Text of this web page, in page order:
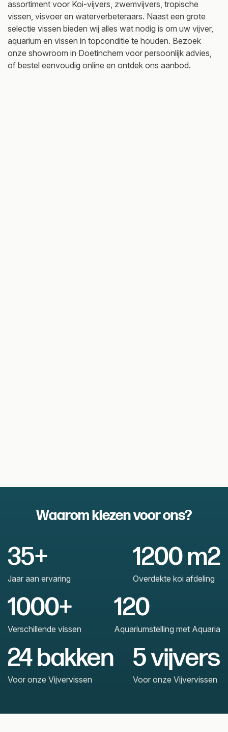
assortiment voor Koi-vijvers, zwemvijvers, tropische
vissen, visvoer en waterverbeteraars. Naast een grote
selectie vissen bieden wij alles wat nodig is om uw vijver,
aquarium en vissen in topconditie te houden. Bezoek
onze showroom in Doetinchem voor persoonlijk advies,
of bestel eenvoudig online en ontdek ons aanbod.
Waarom kiezen voor ons?
35+
Jaar aan ervaring
1200 m2
Overdekte koi afdeling
1000+
Verschillende vissen
120
Aquariumstelling met Aquaria
24 bakken
Voor onze Vijvervissen
5 vijvers
Voor onze Vijvervissen